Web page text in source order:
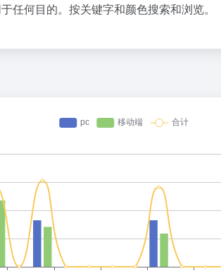
任何目的。按关键字和颜色搜索和浏览。